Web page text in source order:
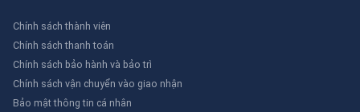
Chính sách thành viên
Chính sách thanh toán
Chính sách bảo hành và bảo trì
Chính sách vận chuyển vào giao nhận
Bảo mật thông tin cá nhân